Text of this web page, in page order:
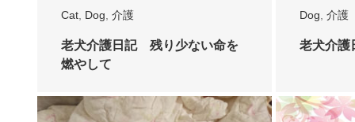
Cat Dog 介護
老犬介護日記 残り少ない命を
燃やして
Dog 介護
老犬介